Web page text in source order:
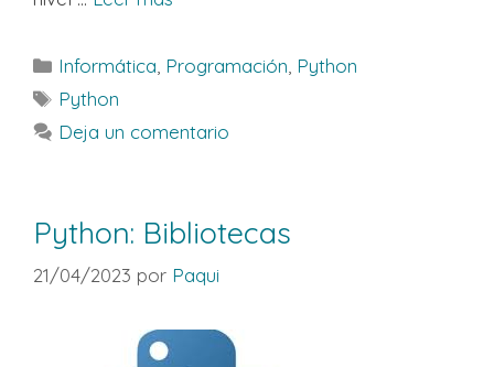
Categorías
Informática Programación Python
Etiquetas
Python
Deja un comentario
Python: Bibliotecas
21/04/2023 por Paqui